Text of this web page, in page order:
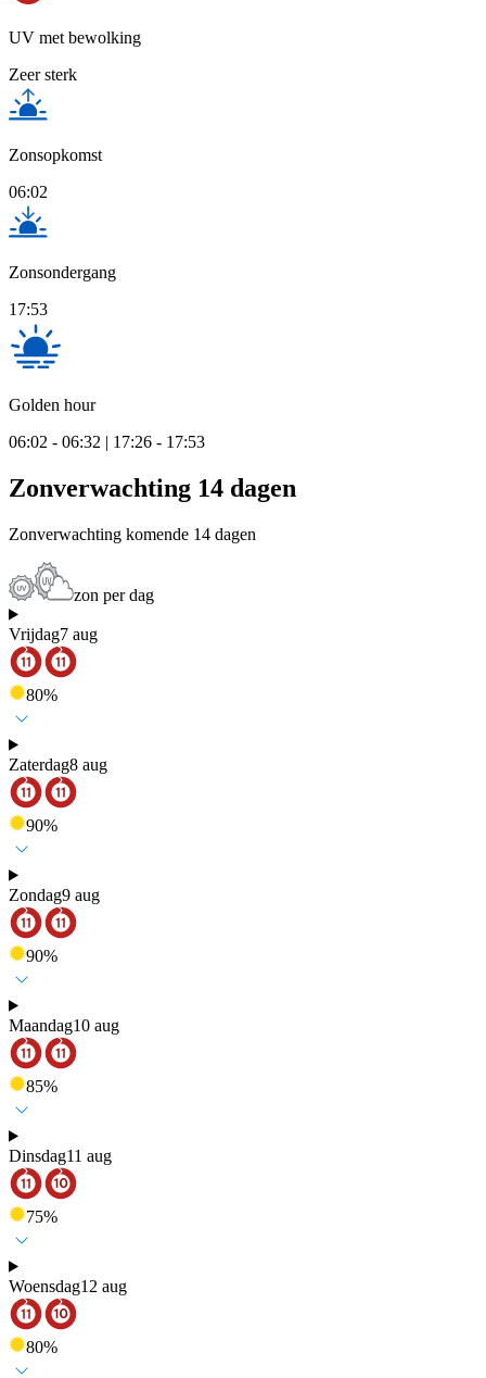
UV met bewolking
Zeer sterk
Zonsopkomst
06:02
Zonsondergang
17:53
Golden hour
06:02 - 06:32 | 17:26 - 17:53
Zonverwachting 14 dagen
Zonverwachting komende 14 dagen
zon per dag
Vrijdag7 aug
80%
Zaterdag8 aug
90%
Zondag9 aug
90%
Maandag10 aug
85%
Dinsdag11 aug
75%
Woensdag12 aug
80%